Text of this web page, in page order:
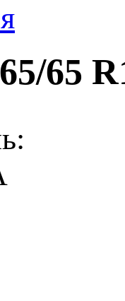
65